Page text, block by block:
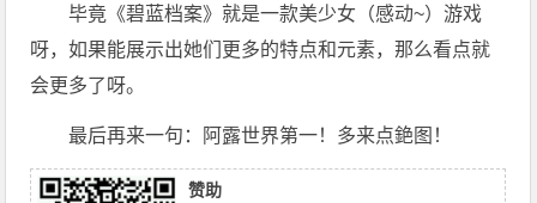
毕竟《碧蓝档案》就是一款美少女（感动~）游戏
呀，如果能展示出她们更多的特点和元素，那么看点就
会更多了呀。
最后再来一句：阿露世界第一！多来点銫图！
赞助